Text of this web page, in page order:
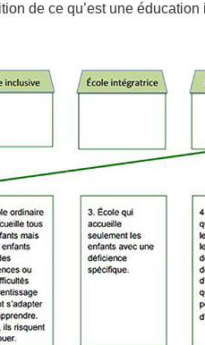
de ce qu’est une éducation